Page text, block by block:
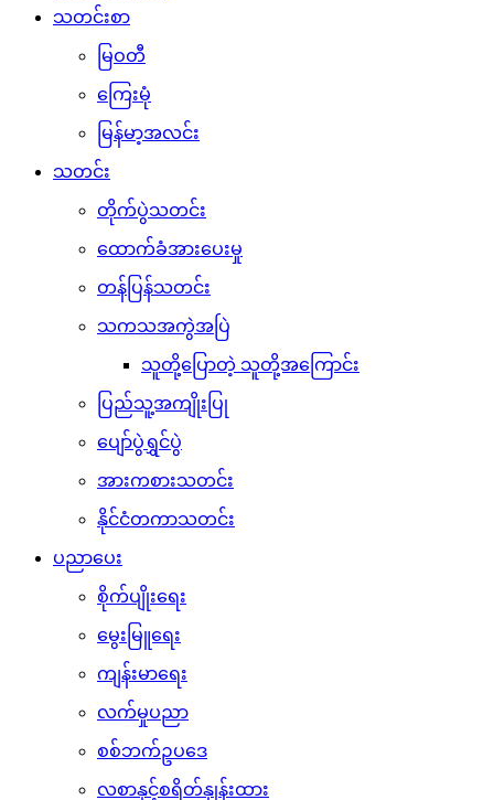
သတင်းစာ
မြဝတီ
ကြေးမုံ
မြန်မာ့အလင်း
သတင်း
တိုက်ပွဲသတင်း
ထောက်ခံအားပေးမှု
တန်ပြန်သတင်း
သကသအကွဲအပြဲ
သူတို့ပြောတဲ့ သူတို့အကြောင်း
ပြည်သူ့အကျိုးပြု
ပျော်ပွဲရွှင်ပွဲ
အားကစားသတင်း
နိုင်ငံတကာသတင်း
ပညာပေး
စိုက်ပျိုးရေး
မွေးမြူရေး
ကျန်းမာရေး
လက်မှုပညာ
စစ်ဘက်ဥပဒေ
လစာနှင့်စရိတ်နှုန်းထား